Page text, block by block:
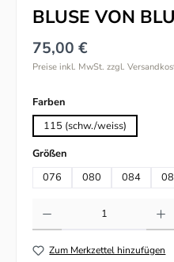
BLUSE VON
75,00 €
Preise inkl. MwSt. zzgl.
Farbenauswählen
115 (schw./weiss)
Größenauswählen
076
080 084
Zum Merkzettel hinzufügen